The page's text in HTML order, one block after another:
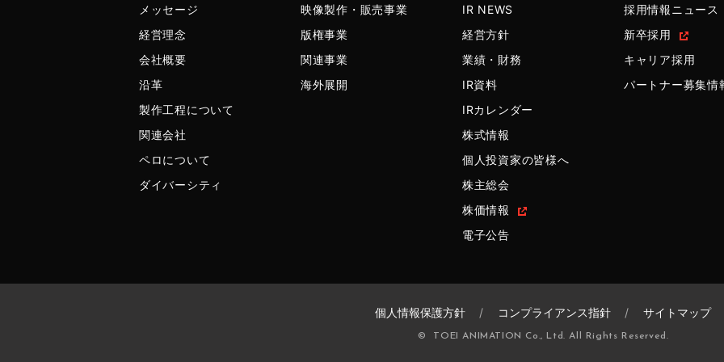
メッセージ
経営理念
会社概要
沿革
製作工程について
関連会社
ペロについて
ダイバーシティ
映像製作・販売事業
版権事業
関連事業
海外展開
IR NEWS
経営方針
業績・財務
IR資料
IRカレンダー
株式情報
個人投資家の皆様へ
株主総会
株価情報
電子公告
採用情報ニュース
新卒採用
キャリア採用
パートナー募集情
個人情報保護方針 コンプライアンス指針 サイトマップ
© TOEI ANIMATION Co., Ltd. All Rights Reserved.